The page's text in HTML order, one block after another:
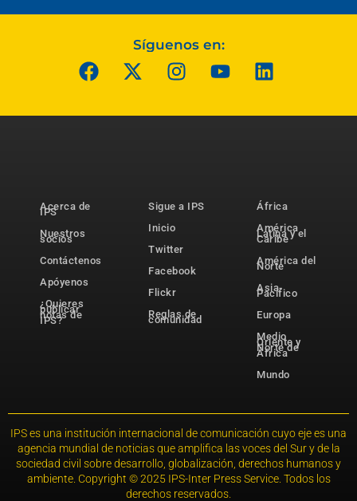
Síguenos en:
Acerca de
IPS
Nuestros
socios
Contáctenos
Apóyenos
¿Quieres
publicar
notas de
IPS?
Sigue a IPS
Inicio
Twitter
Facebook
Flickr
Reglas de
comunidad
África
América
Latina y el
Caribe
América del
Norte
Asia-
Pacífico
Europa
Medio
Oriente y
Norte de
África
Mundo
IPS es una institución internacional de comunicación cuyo eje es una
agencia mundial de noticias que amplifica las voces del Sur y de la
sociedad civil sobre desarrollo, globalización, derechos humanos y
ambiente. Copyright © 2025 IPS-Inter Press Service. Todos los
derechos reservados.